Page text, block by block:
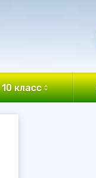
10 класс